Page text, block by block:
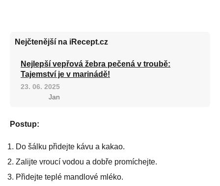
Nejčtenější na iRecept.cz
Nejlepší vepřová žebra pečená v troubě:
Tajemství je v marinádě!
23. 06. 2025
Jan
Postup:
Do šálku přidejte kávu a kakao.
Zalijte vroucí vodou a dobře promíchejte.
Přidejte teplé mandlové mléko.